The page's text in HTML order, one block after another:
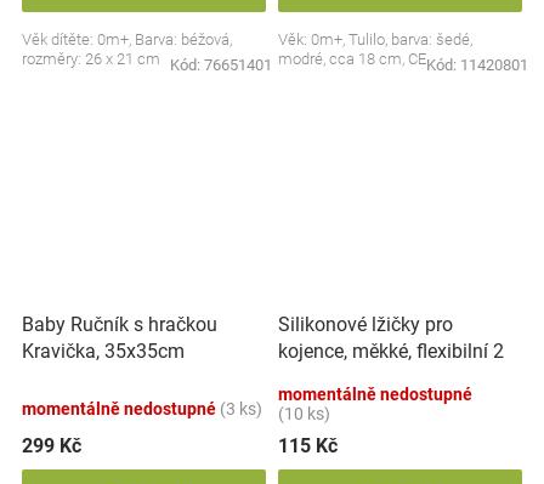
Věk dítěte: 0m+, Barva: béžová,
rozměry: 26 x 21 cm
Kód: 76651401
Věk: 0m+, Tulilo, barva: šedé,
modré, cca 18 cm, CEKód: 11420801
Baby Ručník s hračkou
Kravička, 35x35cm
momentálně nedostupné (3 ks)
299 Kč
Silikonové lžičky pro
kojence, měkké, flexibilní 2
momentálně nedostupné
(10 ks)
115 Kč